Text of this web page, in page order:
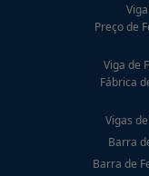
Preço de
Viga de
Fábrica
Vigas
Barra
Barra de